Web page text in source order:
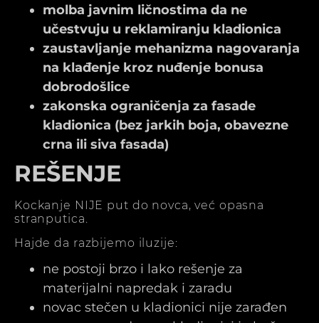
molba javnim ličnostima da ne
učestvuju u reklamiranju kladionica
zaustavljanje mehanizma nagovaranja
na klađenje kroz nuđenje bonusa
dobrodošlice
zakonska ograničenja za fasade
kladionica (bez jarkih boja, obavezne
crna ili siva fasada)
REŠENJE
Kockanje NIJE put do novca, već opasna
stranputica.
Hajde da razbijemo iluzije:
ne postoji brzo i lako rešenje za
materijalni napredak i zaradu
novac stečen u kladionici nije zarađen